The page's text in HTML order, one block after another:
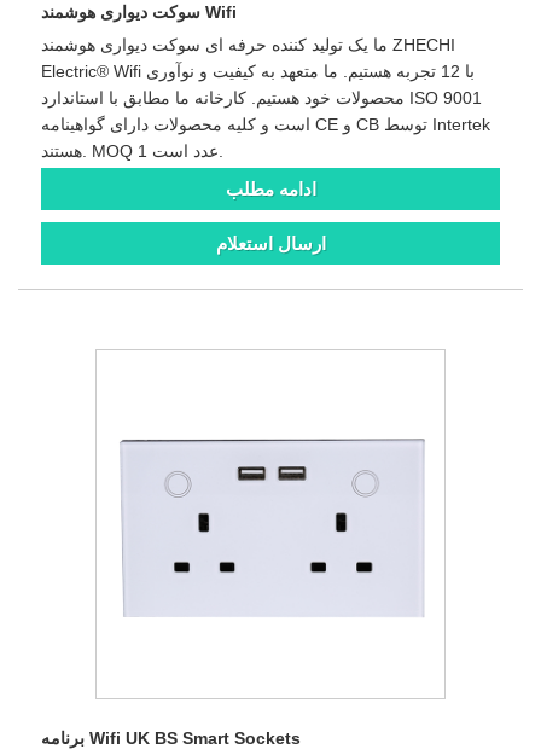
سوکت دیواری هوشمند Wifi
ما یک تولید کننده حرفه ای سوکت دیواری هوشمند ZHECHI
Electric® Wifi با 12 تجربه هستیم. ما متعهد به کیفیت و نوآوری
محصولات خود هستیم. کارخانه ما مطابق با استاندارد ISO 9001
است و کلیه محصولات دارای گواهینامه CE و CB توسط Intertek
ادامه مطلب
ارسال استعلام
برنامه Wifi UK BS Smart Sockets